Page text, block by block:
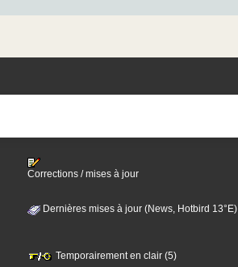
Corrections / mises à jour
Dernières mises à jour (News, Hotbird 13°E)
Temporairement en clair (5)